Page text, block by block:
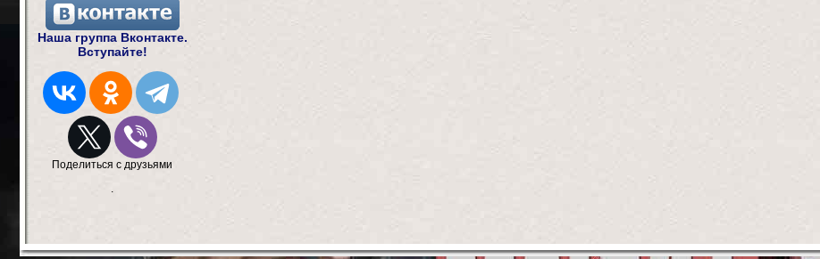
Наша группа Вконтакте.
Вступайте!
Поделиться с друзьями
.